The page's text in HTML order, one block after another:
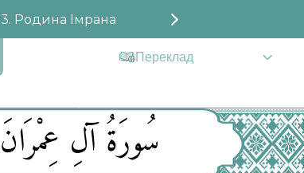
3. Родина Імрана
Переклад
سُورَةُ آلِ عِمْرَانَ